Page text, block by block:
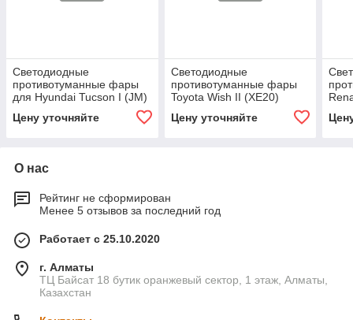
Светодиодные
противотуманные фары
для Hyundai Tucson I (JM)
Цену уточняйте
Светодиодные
противотуманные фары
Toyota Wish II (XE20)
Цену уточняйте
О нас
Рейтинг не сформирован
Менее 5 отзывов за последний год
Работает с 25.10.2020
г. Алматы
ТЦ Байсат 18 бутик оранжевый сектор, 1 этаж, Алматы,
Казахстан